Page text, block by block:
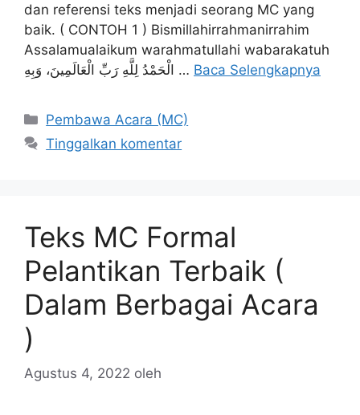
dan referensi teks menjadi seorang MC yang
baik. ( CONTOH 1 ) Bismillahirrahmanirrahim
Assalamualaikum warahmatullahi wabarakatuh
الْحَمْدُ لِلَّهِ رَبِّ الْعَالَمِينَ، وَبِهِ … Baca Selengkapnya
Kategori
Pembawa Acara (MC)
Tinggalkan komentar
Teks MC Formal
Pelantikan Terbaik (
Dalam Berbagai Acara
)
Agustus 4, 2022 oleh